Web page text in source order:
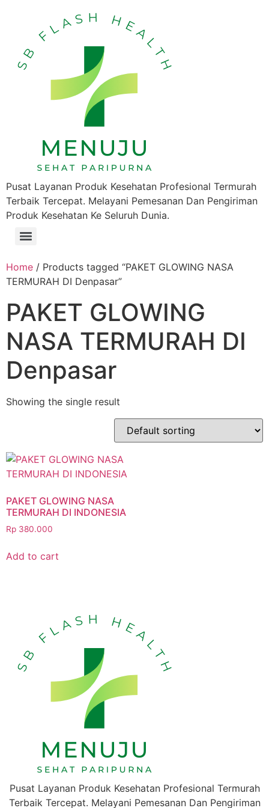
Pusat Layanan Produk Kesehatan Profesional Termurah
Terbaik Tercepat. Melayani Pemesanan Dan Pengiriman
Produk Kesehatan Ke Seluruh Dunia.
Home / Products tagged “PAKET GLOWING NASA
TERMURAH DI Denpasar”
PAKET GLOWING
NASA TERMURAH DI
Denpasar
Showing the single result
PAKET GLOWING NASA
TERMURAH DI INDONESIA
Rp 380.000
Add to cart
Pusat Layanan Produk Kesehatan Profesional Termurah
Terbaik Tercepat. Melayani Pemesanan Dan Pengiriman